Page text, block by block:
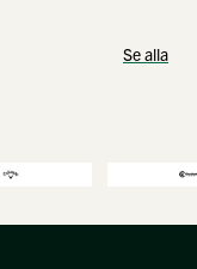
Se alla